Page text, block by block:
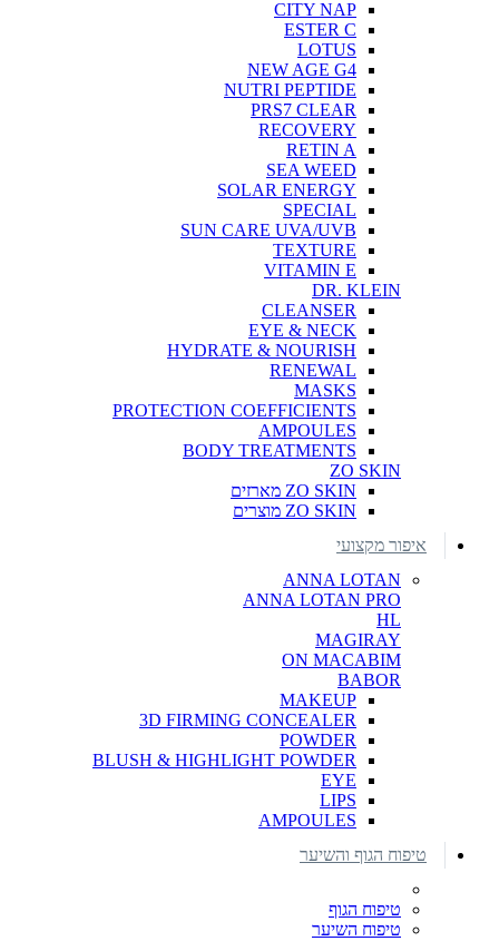
CITY NAP
ESTER C
LOTUS
NEW AGE G4
NUTRI PEPTIDE
PRS7 CLEAR
RECOVERY
RETIN A
SEA WEED
SOLAR ENERGY
SPECIAL
SUN CARE UVA/UVB
TEXTURE
VITAMIN E
DR. KLEIN
CLEANSER
EYE & NECK
HYDRATE & NOURISH
RENEWAL
MASKS
PROTECTION COEFFICIENTS
AMPOULES
BODY TREATMENTS
ZO SKIN
ZO SKIN מארזים
ZO SKIN מוצרים
איפור מקצועי
ANNA LOTAN
ANNA LOTAN PRO
HL
MAGIRAY
ON MACABIM
BABOR
MAKEUP
3D FIRMING CONCEALER
POWDER
BLUSH & HIGHLIGHT POWDER
EYE
LIPS
AMPOULES
טיפוח הגוף והשיער
טיפוח הגוף
טיפוח השיער